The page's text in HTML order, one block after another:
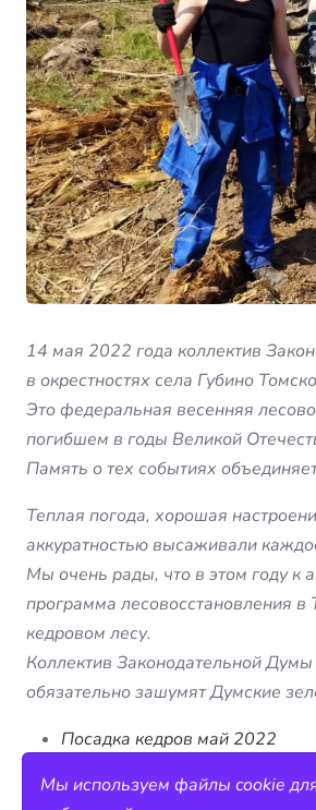
14 мая 2022 года коллектив
в окрестностях села Губино
Это федеральная весенняя
погибшем в годы Великой
Память о тех событиях
Теплая погода, хорошая
аккуратностью высаживали
Мы очень рады, что в этом году к
программа лесовосстановления
кедровом лесу.
Коллектив Законодательной
обязательно зашумят Думские
Посадка кедров май 2022
Мы используем файлы cookie